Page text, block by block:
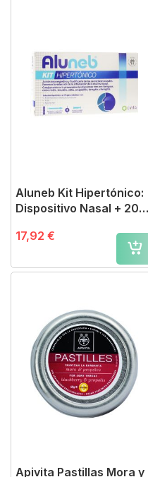
Aluneb Kit Hipertónico:
Dispositivo Nasal + 20
17,92 €
Apivita Pastillas Mora y